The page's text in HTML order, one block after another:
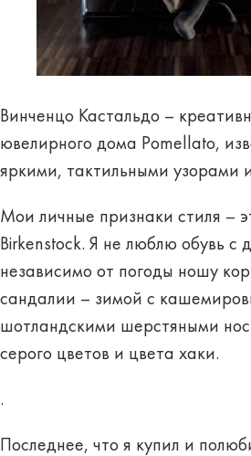
Винченцо Кастальдо –
ювелирного дома Pomellato,
яркими, тактильными узорами
Мои личные признаки стиля –
Birkenstock. Я не люблю обувь с
независимо от погоды ношу
сандалии – зимой с
шотландскими шерстяными
серого цветов и цвета хаки.
.
Последнее, что я купил и